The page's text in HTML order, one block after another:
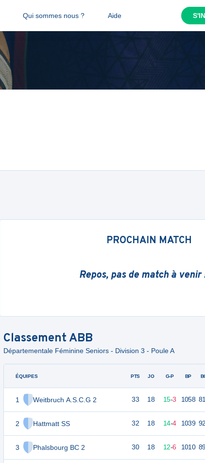
Qui sommes nous ? Aide
PROCHAIN MATCH
Repos, pas de match à venir
Classement ABB
Départementale Féminine Seniors - Division 3 - Poule A
ÉQUIPES
1 Weitbruch A.S.C.G 2
2 Hattmatt SS
3 Phalsbourg BC 2
PTS JO G-P BP
33 18 15-3 1058
32 18 14-4 1039
30 18 12-6 1010